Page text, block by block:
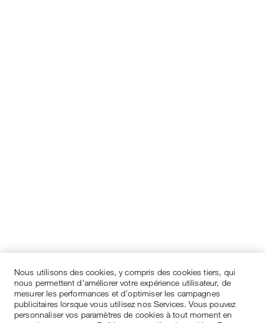
Nous utilisons des cookies, y compris des cookies tiers, qui
nous permettent d’améliorer votre expérience utilisateur, de
mesurer les performances et d’optimiser les campagnes
publicitaires lorsque vous utilisez nos Services. Vous pouvez
personnaliser vos paramètres de cookies à tout moment en